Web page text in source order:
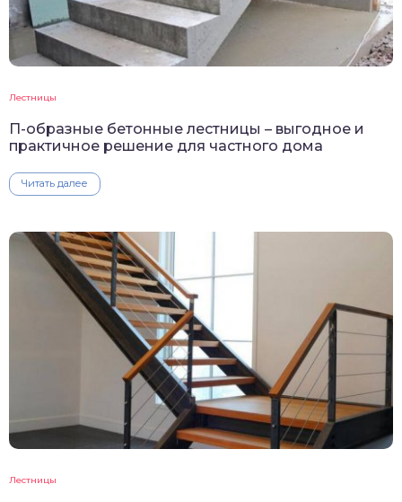
Лестницы
П-образные бетонные лестницы – выгодное и
практичное решение для частного дома
Читать далее
Лестницы